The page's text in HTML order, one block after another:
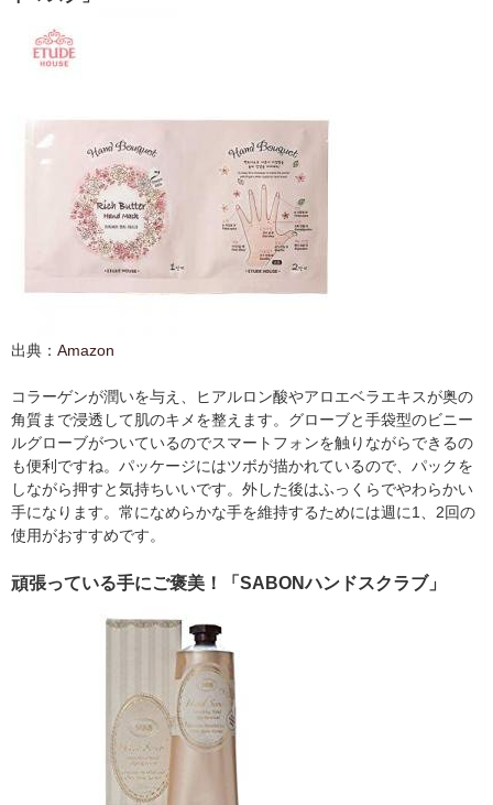
出典： Amazon
コラーゲンが潤いを与え、ヒアルロン酸やアロエベラエキスが奥の
角質まで浸透して肌のキメを整えます。グローブと手袋型のビニー
ルグローブがついているのでスマートフォンを触りながらできるの
も便利ですね。パッケージにはツボが描かれているので、パックを
しながら押すと気持ちいいです。外した後はふっくらでやわらかい
手になります。常になめらかな手を維持するためには週に1、2回の
使用がおすすめです。
頑張っている手にご褒美！「SABONハンドスクラブ」